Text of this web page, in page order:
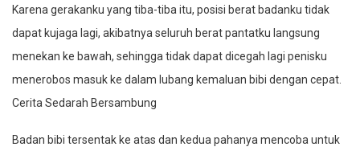
Karena gerakanku yang tiba-tiba itu, posisi berat badanku tidak
dapat kujaga lagi, akibatnya seluruh berat pantatku langsung
menekan ke bawah, sehingga tidak dapat dicegah lagi penisku
menerobos masuk ke dalam lubang kemaluan bibi dengan cepat.
Cerita Sedarah Bersambung
Badan bibi tersentak ke atas dan kedua pahanya mencoba untuk